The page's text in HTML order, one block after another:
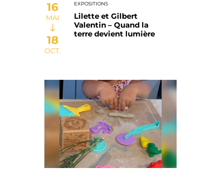
EXPOSITIONS
Lilette et Gilbert
Valentin – Quand la
terre devient lumière
16
MAI
18
OCT.